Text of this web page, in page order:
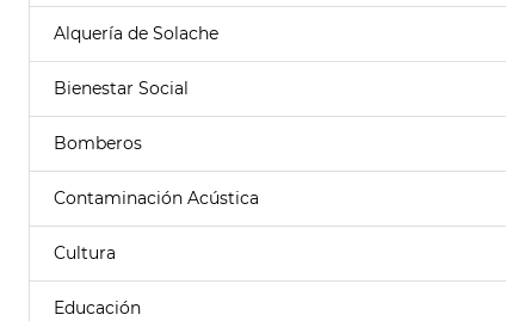
Alquería de Solache
Bienestar Social
Bomberos
Contaminación Acústica
Cultura
Educación